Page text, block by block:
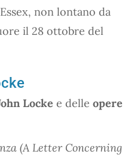
non lontano da
il 28 ottobre del
Locke e delle opere
(A Letter Concerning